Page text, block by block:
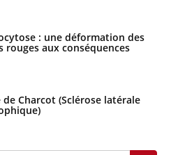
: une déformation des
rouges aux conséquences
de Charcot (Sclérose latérale